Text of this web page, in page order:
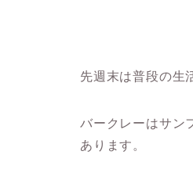
先週末は普段の生
バークレーはサン
あります。